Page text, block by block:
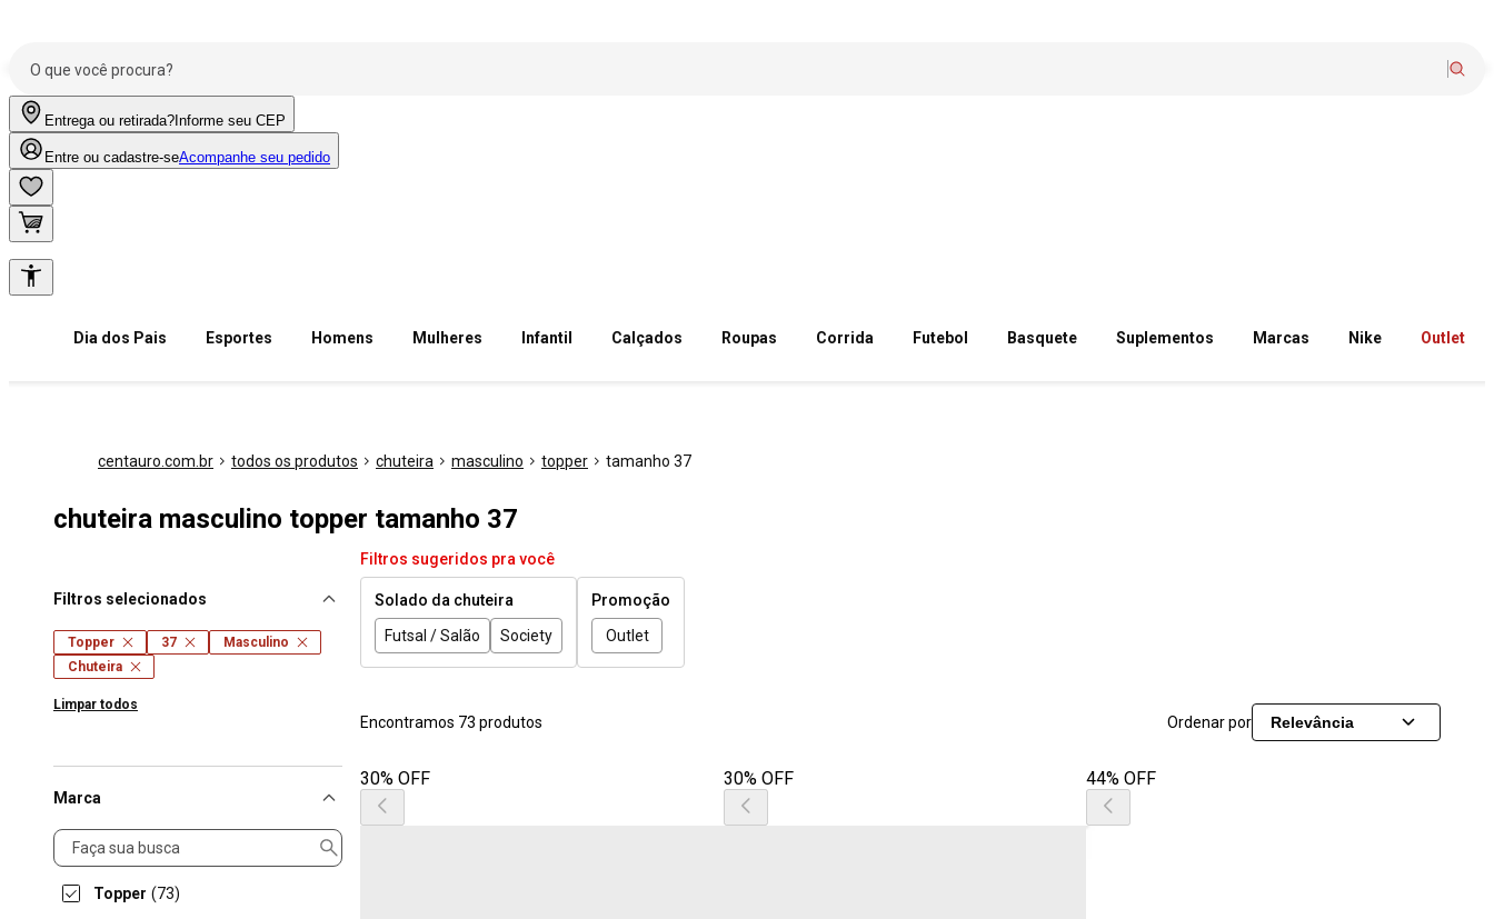
Entrega ou retirada? Informe seu CEP
Entre ou cadastre-seAcompanhe seu pedido
Dia dos Pais Esportes Homens Mulheres Infantil Calçados Roupas Corrida Futebol Basquete Suplementos Marcas Nike Outlet
centauro.com.br todos os produtos chuteira masculino topper tamanho 37
chuteira masculino topper tamanho 37
Filtros selecionados
Topper 37
Masculino
Chuteira
Limpar todos
Marca
Marca
Topper (73)
Filtros sugeridos pra você
Solado da chuteira
Futsal / Salão
Society
Promoção
Outlet
Encontramos 73 produtos Ordenar por Relevância
30% OFF 30% OFF 44% OFF